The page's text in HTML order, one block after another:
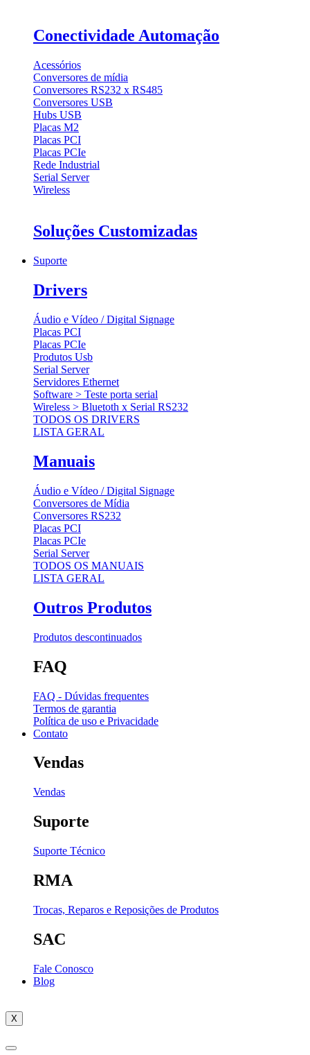
Conectividade Automação
Acessórios
Conversores de mídia
Conversores RS232 x RS485
Conversores USB
Hubs USB
Placas M2
Placas PCI
Placas PCIe
Rede Industrial
Serial Server
Wireless
Soluções Customizadas
Suporte
Drivers
Áudio e Vídeo / Digital Signage
Placas PCI
Placas PCIe
Produtos Usb
Serial Server
Servidores Ethernet
Software > Teste porta serial
Wireless > Bluetoth x Serial RS232
TODOS OS DRIVERS
LISTA GERAL
Manuais
Áudio e Vídeo / Digital Signage
Conversores de Mídia
Conversores RS232
Placas PCI
Placas PCIe
Serial Server
TODOS OS MANUAIS
LISTA GERAL
Outros Produtos
Produtos descontinuados
FAQ
FAQ - Dúvidas frequentes
Termos de garantia
Política de uso e Privacidade
Contato
Vendas
Vendas
Suporte
Suporte Técnico
RMA
Trocas, Reparos e Reposições de Produtos
SAC
Fale Conosco
Blog
X